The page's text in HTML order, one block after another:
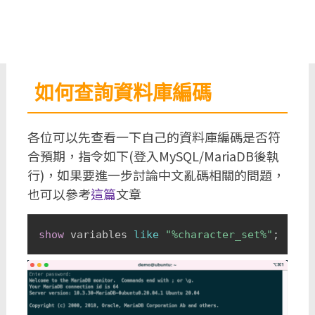
如何查詢資料庫編碼
各位可以先查看一下自己的資料庫編碼是否符
合預期，指令如下(登入MySQL/MariaDB後執
行)，如果要進一步討論中文亂碼相關的問題，
也可以參考這篇文章
show variables like "%character_set%" ;